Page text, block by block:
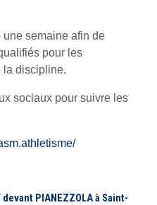
une semaine afin de
pour les
la discipline.
sociaux pour suivre les
PIANEZZOLA à Saint-